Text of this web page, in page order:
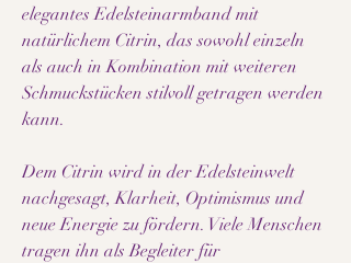
elegantes Edelsteinarmband mit
natürlichem Citrin, das sowohl einzeln
als auch in Kombination mit weiteren
Schmuckstücken stilvoll getragen werden
kann.
Dem Citrin wird in der Edelsteinwelt
nachgesagt, Klarheit, Optimismus und
neue Energie zu fördern. Viele Menschen
tragen ihn als Begleiter für